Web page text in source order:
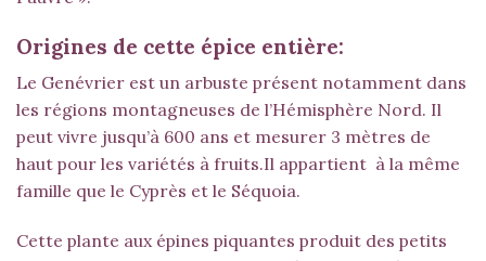
Origines de cette épice entière:
Le Genévrier est un arbuste présent notamment dans
les régions montagneuses de l’Hémisphère Nord. Il
peut vivre jusqu’à 600 ans et mesurer 3 mètres de
haut pour les variétés à fruits.Il appartient à la même
famille que le Cyprès et le Séquoia.
Cette plante aux épines piquantes produit des petits